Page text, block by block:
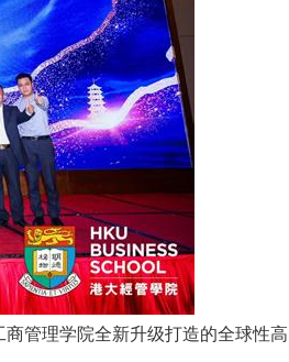
管理学院全新升级打造的全球性高